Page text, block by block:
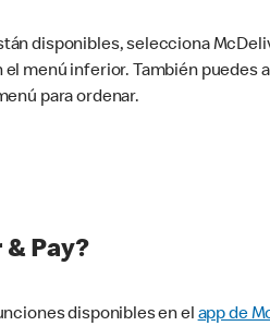
disponibles, selecciona
menú inferior. También puedes
para ordenar.
Pay?
disponibles en elapp de